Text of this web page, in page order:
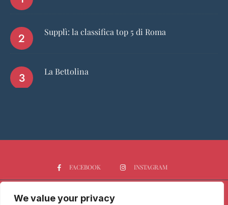
We value your privacy
Supplì: la classifica top 5 di Roma
La Bettolina
FACEBOOK INSTAGRAM
HOME CHI SIAMO